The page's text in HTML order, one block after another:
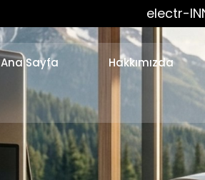
electr-
Ana Sayfa Hakkımızda